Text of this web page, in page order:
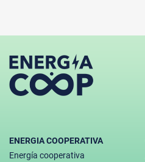
ENERGIA COOPERATIVA
Energía cooperativa